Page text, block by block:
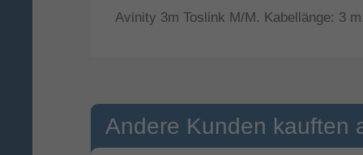
Avinity 3m Toslink M/M. Kabellänge: 3
Andere Kunden kauften